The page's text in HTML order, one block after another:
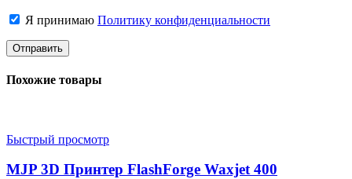
Я принимаю Политику конфиденциальности
Похожие товары
Быстрый просмотр
MJP 3D Принтер FlashForge Waxjet 400